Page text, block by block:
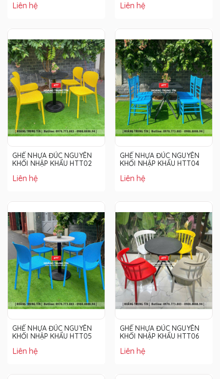
Liên hệ Liên hệ
GHẾ NHỰA ĐÚC NGUYÊN
KHỐI NHẬP KHẨU HTT02
Liên hệ
GHẾ NHỰA ĐÚC NGUYÊN
KHỐI NHẬP KHẨU HTT04
Liên hệ
GHẾ NHỰA ĐÚC NGUYÊN
KHỐI NHẬP KHẨU HTT05
Liên hệ
GHẾ NHỰA ĐÚC NGUYÊN
KHỐI NHẬP KHẨU HTT06
Liên hệ